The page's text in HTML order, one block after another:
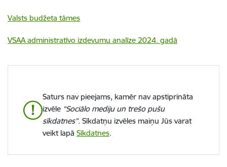
Valsts budžeta tāmes
VSAA administratīvo izdevumu analīze 2024. gadā
Saturs nav pieejams, kamēr nav apstiprināta
izvēle “Sociālo mediju un trešo pušu
sīkdatnes”. Sīkdatņu izvēles maiņu Jūs varat
veikt lapā Sīkdatnes.